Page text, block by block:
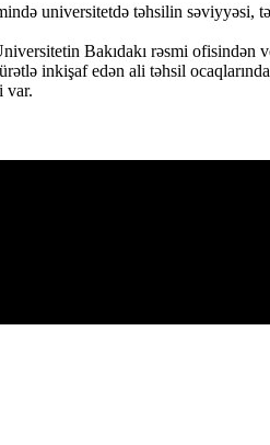
universitetdə təhsilin səviyyəsi,
Bakıdakı rəsmi ofisindən
inkişaf edən ali təhsil
var.